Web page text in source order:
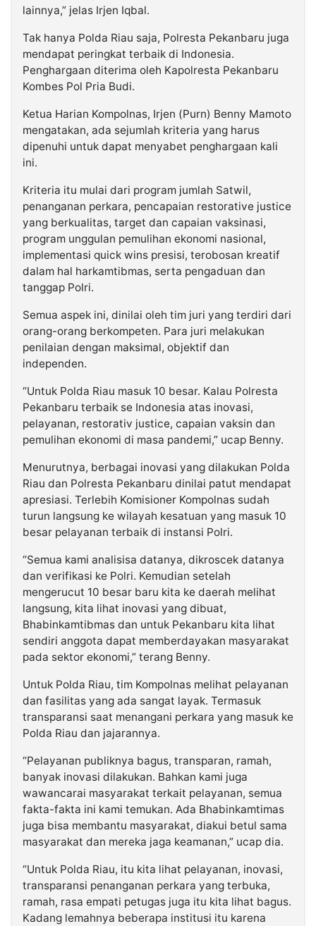
lainnya,” jelas Irjen Iqbal.
Tak hanya Polda Riau saja, Polresta Pekanbaru juga
mendapat peringkat terbaik di Indonesia.
Penghargaan diterima oleh Kapolresta Pekanbaru
Kombes Pol Pria Budi.
Ketua Harian Kompolnas, Irjen (Purn) Benny Mamoto
mengatakan, ada sejumlah kriteria yang harus
dipenuhi untuk dapat menyabet penghargaan kali
ini.
Kriteria itu mulai dari program jumlah Satwil,
penanganan perkara, pencapaian restorative justice
yang berkualitas, target dan capaian vaksinasi,
program unggulan pemulihan ekonomi nasional,
implementasi quick wins presisi, terobosan kreatif
dalam hal harkamtibmas, serta pengaduan dan
tanggap Polri.
Semua aspek ini, dinilai oleh tim juri yang terdiri dari
orang-orang berkompeten. Para juri melakukan
penilaian dengan maksimal, objektif dan
independen.
“Untuk Polda Riau masuk 10 besar. Kalau Polresta
Pekanbaru terbaik se Indonesia atas inovasi,
pelayanan, restorativ justice, capaian vaksin dan
pemulihan ekonomi di masa pandemi,” ucap Benny.
Menurutnya, berbagai inovasi yang dilakukan Polda
Riau dan Polresta Pekanbaru dinilai patut mendapat
apresiasi. Terlebih Komisioner Kompolnas sudah
turun langsung ke wilayah kesatuan yang masuk 10
besar pelayanan terbaik di instansi Polri.
“Semua kami analisisa datanya, dikroscek datanya
dan verifikasi ke Polri. Kemudian setelah
mengerucut 10 besar baru kita ke daerah melihat
langsung, kita lihat inovasi yang dibuat,
Bhabinkamtibmas dan untuk Pekanbaru kita lihat
sendiri anggota dapat memberdayakan masyarakat
pada sektor ekonomi,” terang Benny.
Untuk Polda Riau, tim Kompolnas melihat pelayanan
dan fasilitas yang ada sangat layak. Termasuk
transparansi saat menangani perkara yang masuk ke
Polda Riau dan jajarannya.
“Pelayanan publiknya bagus, transparan, ramah,
banyak inovasi dilakukan. Bahkan kami juga
wawancarai masyarakat terkait pelayanan, semua
fakta-fakta ini kami temukan. Ada Bhabinkamtimas
juga bisa membantu masyarakat, diakui betul sama
masyarakat dan mereka jaga keamanan,” ucap dia.
“Untuk Polda Riau, itu kita lihat pelayanan, inovasi,
transparansi penanganan perkara yang terbuka,
ramah, rasa empati petugas juga itu kita lihat bagus.
Kadang lemahnya beberapa institusi itu karena